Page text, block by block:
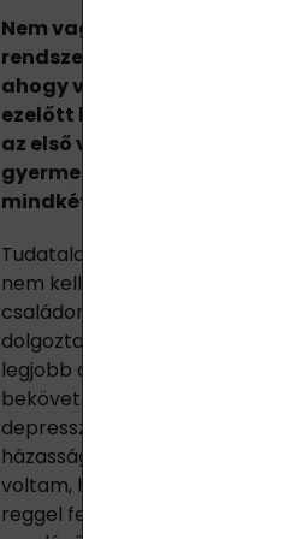
Nem vagyok író, ezért kérlek,
rendszertelenségét. Úgy
ahogy valójában történt és
ezelőtt kezdődött, amikor
az első vállalkozásomban.
gyermek édesapja vagyok
mindkét család egyedüli
Tudatalatt azt próbáltam
nem kell „biztos állás" ahhoz,
családomat és sikeres legyek
dolgoztam 25 éven át, és
legjobb apa lenni a
bekövetkezett az, ami
depresszióba és
házasságom is véget ért.
voltam, hogy amikor este
reggel felkelek-e még.